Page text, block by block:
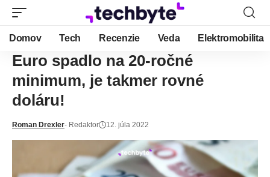
Domov Tech Recenzie Veda Elektromobilita
Euro spadlo na 20-ročné
minimum, je takmer rovné
doláru!
Roman Drexler- Redaktor 12. júla 2022